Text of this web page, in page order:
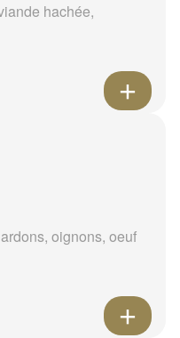
hachée,
oignons, oeuf